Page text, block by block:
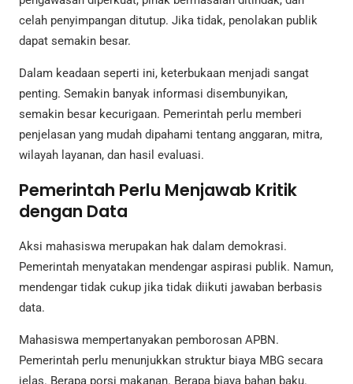
celah penyimpangan ditutup. Jika tidak, penolakan publik
dapat semakin besar.
Dalam keadaan seperti ini, keterbukaan menjadi sangat
penting. Semakin banyak informasi disembunyikan,
semakin besar kecurigaan. Pemerintah perlu memberi
penjelasan yang mudah dipahami tentang anggaran, mitra,
wilayah layanan, dan hasil evaluasi.
Pemerintah Perlu Menjawab Kritik
dengan Data
Aksi mahasiswa merupakan hak dalam demokrasi.
Pemerintah menyatakan mendengar aspirasi publik. Namun,
mendengar tidak cukup jika tidak diikuti jawaban berbasis
data.
Mahasiswa mempertanyakan pemborosan APBN.
Pemerintah perlu menunjukkan struktur biaya MBG secara
jelas. Berapa porsi makanan. Berapa biaya bahan baku.